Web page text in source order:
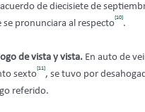
de diecisiete de
pronunciara al respecto
[10]
.
de vista y vista. En auto de
sexto
[11]
, se tuvo por
referido.